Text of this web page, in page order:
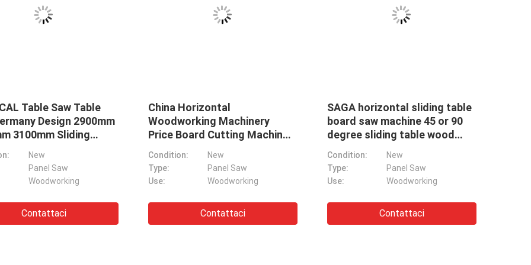
China Horizontal
Woodworking Machinery
Price Board Cutting Machine
Condition:
Panel Saw
Woodworking
Contattaci
SAGA horizontal sliding table
board saw machine 45 or 90
degree sliding table wood
cutting machine
Condition:
Panel Saw
Woodworking
Contattaci
Alto tipo centro della cinghia
di CNC VMC di rigidità di GS di
macchina verticale
Circostanza:
No. dei fusi:
Singolo
verticale
Contattaci
macchina per incidere di macinazione e del router da tavolino di CNC 3D per plastica
falegnameria del router di CNC 3D con i piedi 1530 della Tabella 5X10 di vuoto
Building Material Stores MDF Wooden Advertising k30mt 4*8ft Cuttrt Machine Wood Carving Woodworking Machine CNC Machine
Building Material Shops CNC 2021 Multifunction 4 Axis CNC Router Lathe Best 4x8 Router Machine for Glass Plastic, Acrylic, Aluminum, Brass, PVC